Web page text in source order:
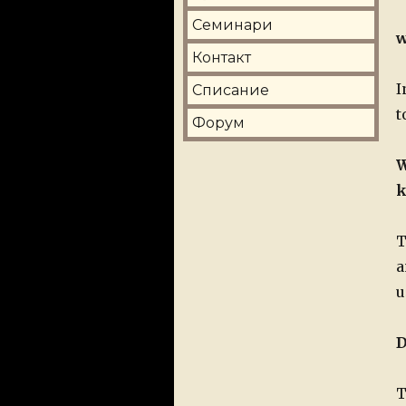
Семинари
Контакт
Списание
Форум